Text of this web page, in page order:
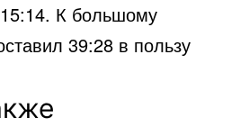
К большому
39:28 в пользу